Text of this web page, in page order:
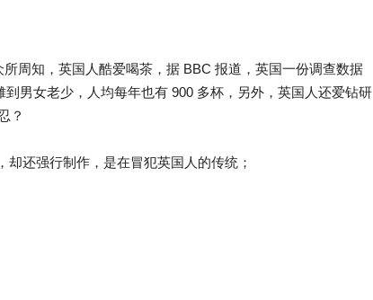
周知，英国人酷爱喝茶，据 BBC 报道，英国一份调查数据
男女老少，人均每年也有 900 多杯，另外，英国人还爱钻研
？
还强行制作，是在冒犯英国人的传统；